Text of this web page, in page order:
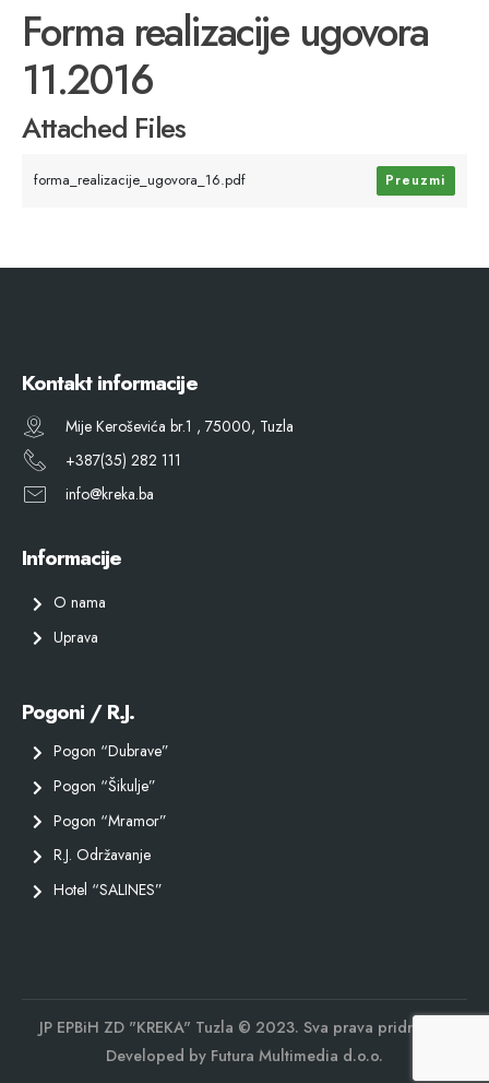
Forma realizacije ugovora
11.2016
Attached Files
forma_realizacije_ugovora_16.pdf Preuzmi
Kontakt informacije
Mije Keroševića br.1 , 75000, Tuzla
+387(35) 282 111
info@kreka.ba
Informacije
O nama
Uprava
Pogoni / R.J.
Pogon “Dubrave”
Pogon “Šikulje”
Pogon “Mramor”
R.J. Održavanje
Hotel “SALINES”
JP EPBiH ZD "KREKA" Tuzla © 2023. Sva prava pridržana.
Developed by Futura Multimedia d.o.o.